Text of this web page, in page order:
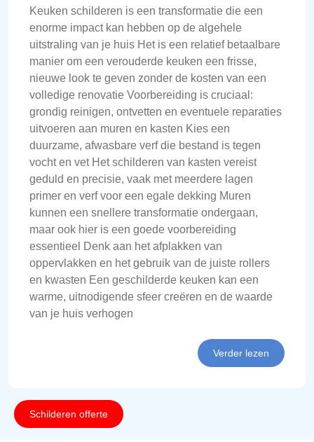
Keuken schilderen is een transformatie die een
enorme impact kan hebben op de algehele
uitstraling van je huis Het is een relatief betaalbare
manier om een verouderde keuken een frisse,
nieuwe look te geven zonder de kosten van een
volledige renovatie Voorbereiding is cruciaal:
grondig reinigen, ontvetten en eventuele reparaties
uitvoeren aan muren en kasten Kies een
duurzame, afwasbare verf die bestand is tegen
vocht en vet Het schilderen van kasten vereist
geduld en precisie, vaak met meerdere lagen
primer en verf voor een egale dekking Muren
kunnen een snellere transformatie ondergaan,
maar ook hier is een goede voorbereiding
essentieel Denk aan het afplakken van
oppervlakken en het gebruik van de juiste rollers
en kwasten Een geschilderde keuken kan een
warme, uitnodigende sfeer creëren en de waarde
van je huis verhogen
Verder lezen
Schilderen offerte